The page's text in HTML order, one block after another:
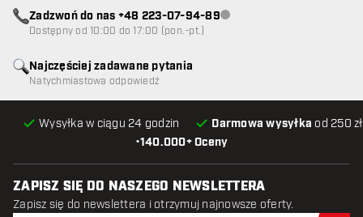
•140.000+ Oceny
Wysyłka w ciągu 24 godzin Darmowa wysyłka od 250
Najczęściej zadawane pytania
Natychmiastowa odpowiedź
Zadzwoń do nas +48 223-07-94-89Obsługa klienta niedostępna
Dostępny od 10:00 do 17:00 (pon.-pt.)
ZAPISZ SIĘ DO NASZEGO NEWSLETTERA
Zapisz się do newslettera i otrzymuj najnowsze oferty.